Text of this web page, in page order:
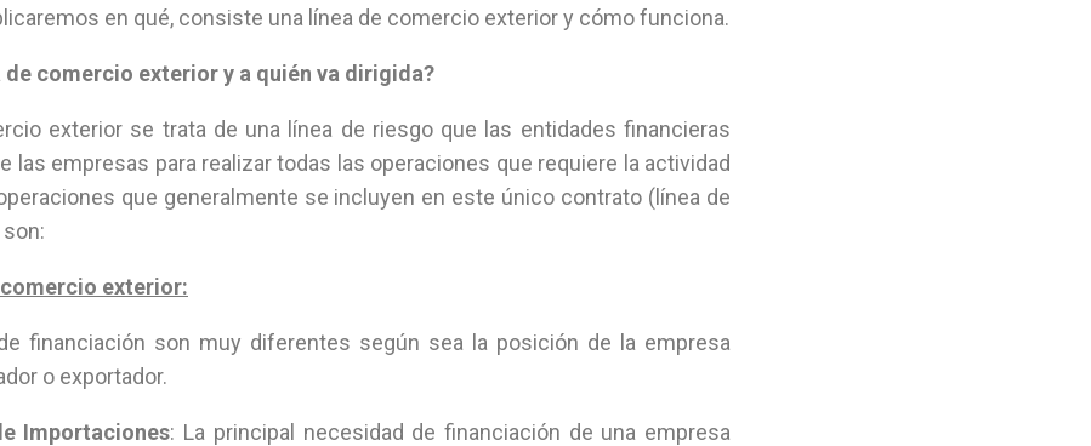
en qué, consiste una línea de comercio exterior y cómo funciona.
de comercio exterior y a quién va dirigida?
exterior se trata de una línea de riesgo que las entidades financieras
las empresas para realizar todas las operaciones que requiere la actividad
que generalmente se incluyen en este único contrato (línea de
exterior:
financiación son muy diferentes según sea la posición de la empresa
o exportador.
Importaciones: La principal necesidad de financiación de una empresa